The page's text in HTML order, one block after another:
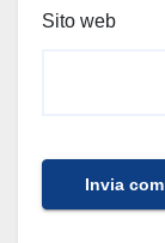
Sito web